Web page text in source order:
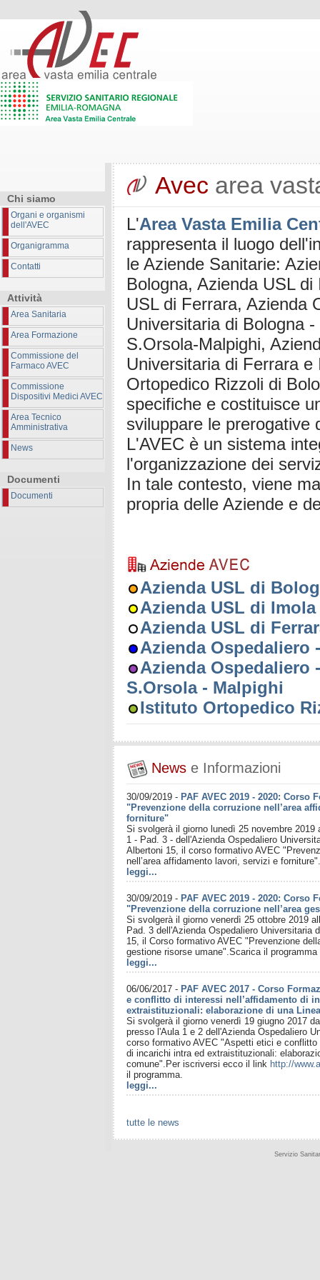
Chi siamo
Organi e organismi
dell'AVEC
Organigramma
Contatti
Attività
Area Sanitaria
Area Formazione
Commissione del
Farmaco AVEC
Commissione
Dispositivi Medici AVEC
Area Tecnico
Amministrativa
News
Documenti
Documenti
Avec area
L'Area Vasta Emilia
rappresenta il luogo
le Aziende Sanitarie:
Bologna, Azienda USL di
USL di Ferrara, Azienda
Universitaria di Bologna
S.Orsola-Malpighi,
Universitaria di Ferrara e
Ortopedico Rizzoli di
specifiche e costituisce
sviluppare le prerogative
L'AVEC è un sistema
l'organizzazione dei
In tale contesto, viene
propria delle Aziende e
Azienda USL di
Azienda USL di Imola
Azienda USL di
Azienda Ospedaliero
Azienda
S.Orsola - Malpighi
Istituto Ortopedico
News e Informazioni
30/09/2019 - PAF AVEC 2019 - 2020: Corso
"Prevenzione della corruzione nell’area
forniture"
Si svolgerà il giorno lunedì 25 novembre 2019
1 - Pad. 3 - dell'Azienda Ospedaliero
Albertoni 15, il corso formativo AVEC
nell’area affidamento lavori, servizi e forniture".
leggi...
30/09/2019 - PAF AVEC 2019 - 2020: Corso
"Prevenzione della corruzione nell’area
Si svolgerà il giorno venerdì 25 ottobre 2019
Pad. 3 dell'Azienda Ospedaliero Universitaria
15, il Corso formativo AVEC "Prevenzione
gestione risorse umane".Scarica il programma
leggi...
06/06/2017 - PAF AVEC 2017 - Corso
e conflitto di interessi nell’affidamento di
extraistituzionali: elaborazione di una
Si svolgerà il giorno venerdì 19 giugno 2017
presso l'Aula 1 e 2 dell'Azienda Ospedaliero
corso formativo AVEC "Aspetti etici e conflitto
di incarichi intra ed extraistituzionali:
comune".Per iscriversi ecco il link http://
il programma.
leggi...
tutte le news
Servizio